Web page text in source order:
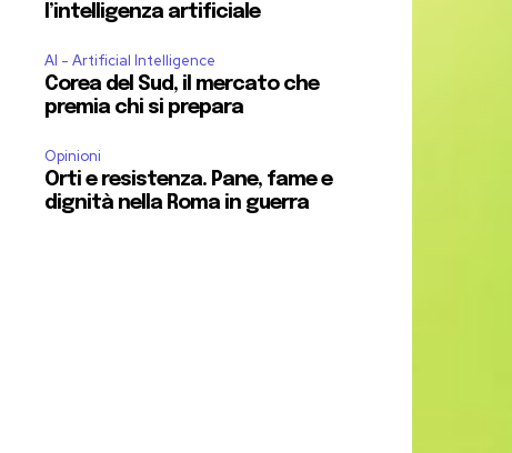
l’intelligenza artificiale
AI - Artificial Intelligence
Corea del Sud, il mercato che
premia chi si prepara
Opinioni
Orti e resistenza. Pane, fame e
dignità nella Roma in guerra